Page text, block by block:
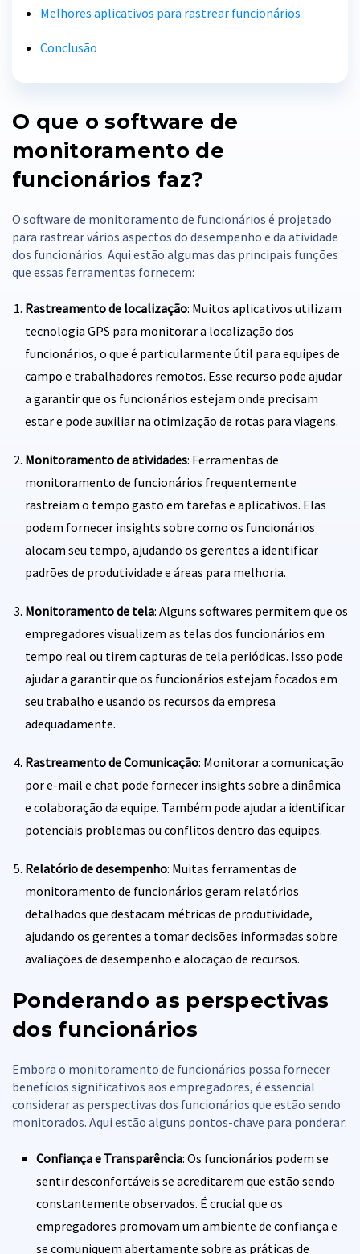
Melhores aplicativos para rastrear funcionários
Conclusão
O que o software de
monitoramento de
funcionários faz?
O software de monitoramento de funcionários é projetado
para rastrear vários aspectos do desempenho e da atividade
dos funcionários. Aqui estão algumas das principais funções
que essas ferramentas fornecem:
Rastreamento de localização: Muitos aplicativos utilizam
tecnologia GPS para monitorar a localização dos
funcionários, o que é particularmente útil para equipes de
campo e trabalhadores remotos. Esse recurso pode ajudar
a garantir que os funcionários estejam onde precisam
estar e pode auxiliar na otimização de rotas para viagens.
Monitoramento de atividades: Ferramentas de
monitoramento de funcionários frequentemente
rastreiam o tempo gasto em tarefas e aplicativos. Elas
podem fornecer insights sobre como os funcionários
alocam seu tempo, ajudando os gerentes a identificar
padrões de produtividade e áreas para melhoria.
Monitoramento de tela: Alguns softwares permitem que os
empregadores visualizem as telas dos funcionários em
tempo real ou tirem capturas de tela periódicas. Isso pode
ajudar a garantir que os funcionários estejam focados em
seu trabalho e usando os recursos da empresa
adequadamente.
Rastreamento de Comunicação: Monitorar a comunicação
por e-mail e chat pode fornecer insights sobre a dinâmica
e colaboração da equipe. Também pode ajudar a identificar
potenciais problemas ou conflitos dentro das equipes.
Relatório de desempenho: Muitas ferramentas de
monitoramento de funcionários geram relatórios
detalhados que destacam métricas de produtividade,
ajudando os gerentes a tomar decisões informadas sobre
avaliações de desempenho e alocação de recursos.
Ponderando as perspectivas
dos funcionários
Embora o monitoramento de funcionários possa fornecer
benefícios significativos aos empregadores, é essencial
considerar as perspectivas dos funcionários que estão sendo
monitorados. Aqui estão alguns pontos-chave para ponderar:
Confiança e Transparência: Os funcionários podem se
sentir desconfortáveis se acreditarem que estão sendo
constantemente observados. É crucial que os
empregadores promovam um ambiente de confiança e
se comuniquem abertamente sobre as práticas de